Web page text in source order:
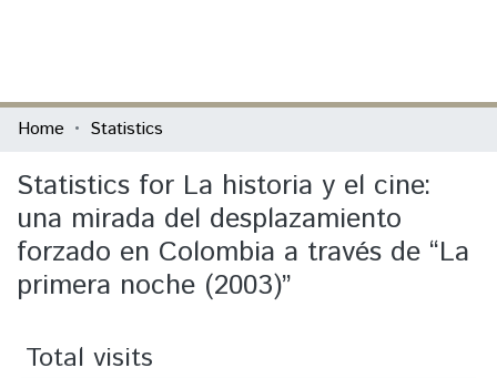
Communities & Collections
All of DSpace
Home Statistics
Statistics for La historia y el cine:
una mirada del desplazamiento
forzado en Colombia a través de “La
primera noche (2003)”
Total visits